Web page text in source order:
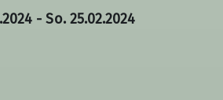
- So. 25.02.2024